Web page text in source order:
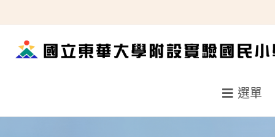
轉
選單